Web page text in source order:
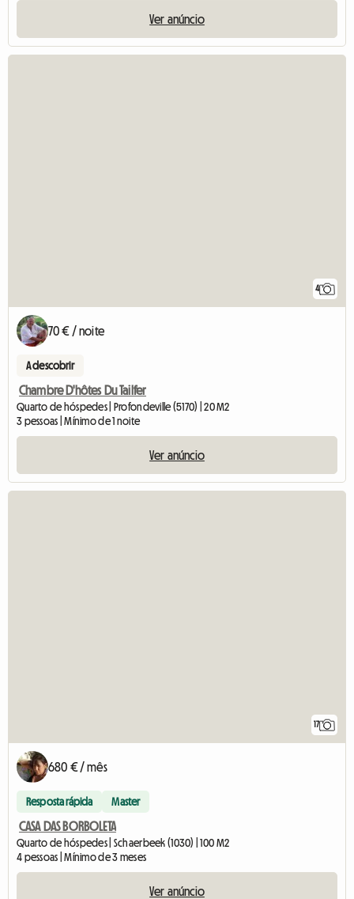
Ver anúncio
4
70 € / noite
A descobrir
Chambre D'hôtes Du Tailfer
Quarto de hóspedes | Profondeville (5170) | 20 M2
3 pessoas | Mínimo de 1 noite
Ver anúncio
17
680 € / mês
Resposta rápida Master
CASA DAS BORBOLETA
Quarto de hóspedes | Schaerbeek (1030) | 100 M2
4 pessoas | Mínimo de 3 meses
Ver anúncio